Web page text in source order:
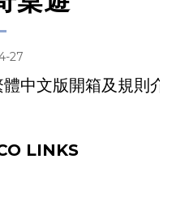
27
LINKS